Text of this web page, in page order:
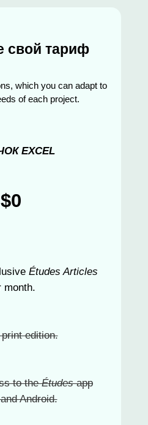
свой тариф
which you can adapt to
of each project.
EXCEL
$0
Études Articles
month.
edition.
to theÉtudesapp
Android.